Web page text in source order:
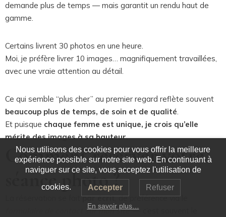
demande plus de temps — mais garantit un rendu haut de
gamme.
Certains livrent 30 photos en une heure.
Moi, je préfère livrer 10 images… magnifiquement travaillées,
avec une vraie attention au détail.
Ce qui semble “plus cher” au premier regard reflète souvent
beaucoup plus de temps, de soin et de qualité.
Et puisque chaque femme est unique, je crois qu’elle
mérite des images à sa hauteur.
Comment réserver votre
séance photo ?
La réservation se faitpar écrit, de préférence via le
formulaire de contact sur mon site— c’est souvent le
Nous utilisons des cookies pour vous offrir la meilleure
expérience possible sur notre site web. En continuant à
naviguer sur ce site, vous acceptez l'utilisation de
cookies. Accepter Refuser
En savoir plus…